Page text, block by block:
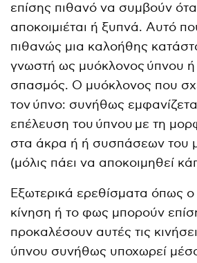
επίσης πιθανό να συμβούν
αποκοιμιέται ή ξυπνά. Αυτό
πιθανώς μια καλοήθης
γνωστή ως μυόκλονος ύπνου
σπασμός. Ο μυόκλονος που
τον ύπνο: συνήθως
επέλευση του ύπνου με τη
στα άκρα ή ή συσπάσεων του
(μόλις πάει να αποκοιμηθεί
Εξωτερικά ερεθίσματα όπως
κίνηση ή το φως μπορούν
προκαλέσουν αυτές τις
ύπνου συνήθως υποχωρεί